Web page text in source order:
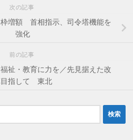
次の記事
増額 首相指示、司令塔機能を
強化
前の記事
祉・教育に力を／先見据えた改
指して 東北